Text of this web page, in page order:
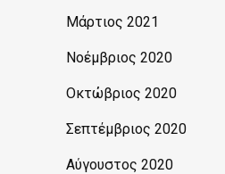
Μάρτιος 2021
Νοέμβριος 2020
Οκτώβριος 2020
Σεπτέμβριος 2020
Αύγουστος 2020